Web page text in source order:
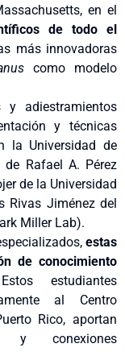
en el
de todo el
más innovadoras
como modelo
y adiestramientos
y técnicas
la Universidad de
de Rafael A. Pérez
de la Universidad
Rivas Jiménez del
Miller Lab).
estas
de conocimiento
estudiantes
al Centro
Rico, aportan
y conexiones